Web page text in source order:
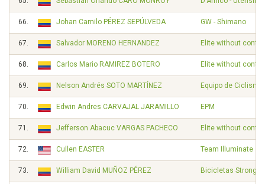
66. Johan Camilo PÉREZ SEPÚLVEDA GW - Shimano
67. Salvador MORENO HERNANDEZ Elite without
68. Carlos Mario RAMIREZ BOTERO Elite without
69. Nelson Andrés SOTO MARTÍNEZ Equipo de
70. Edwin Andres CARVAJAL JARAMILLO EPM
71. Jefferson Abacuc VARGAS PACHECO Elite without
72. Cullen EASTER Team Illuminate
73. William David MUÑOZ PÉREZ Bicicletas